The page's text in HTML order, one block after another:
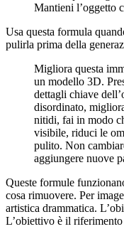
Mantieni l’oggetto
Usa questa formula
pulirla prima della
Migliora questa
un modello 3D.
dettagli chiave
disordinato,
nitidi, fai in modo
visibile, riduci le
pulito. Non
aggiungere nuove
Queste formule
cosa rimuovere. Per
artistica drammatica.
L’obiettivo è il